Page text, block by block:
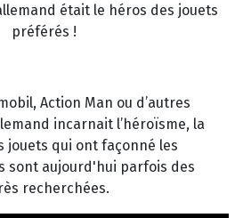
Action Man ou d’autres
incarnait l’héroïsme, la
jouets qui ont façonné les
sont aujourd'hui parfois des
recherchées.